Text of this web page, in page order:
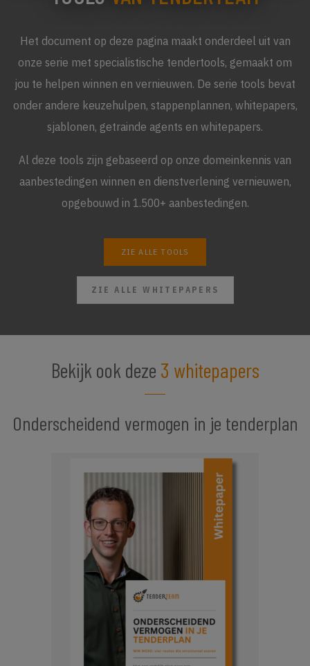
Het document op deze pagina maakt onderdeel uit van
onze serie met specialistische tendertools, gemaakt om
jou te helpen winnen en vernieuwen. De serie tools bevat
onder andere keuzehulpen, stappenplannen, whitepapers,
sjablonen, getrainde agents en whitepapers.
Al deze tools zijn gebaseerd op onze domeinkennis van
aanbestedingen winnen en dienstverlening vernieuwen,
opgebouwd in 1.500+ aanbestedingen.
ZIE ALLE TOOLS
ZIE ALLE WHITEPAPERS
Bekijk ook deze 3 whitepapers
Onderscheidend vermogen in je tenderplan